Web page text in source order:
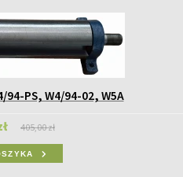
94-PS, W4/94-02, W5A
405,00 zł